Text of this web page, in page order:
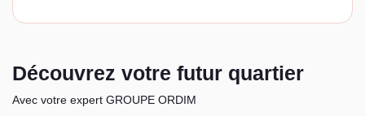
Découvrez votre futur quartier
Avec votre expert GROUPE ORDIM